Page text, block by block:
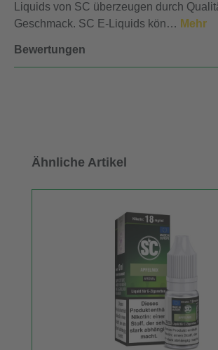
Liquids von SC überzeugen durch
Geschmack. SC E-Liquids kön… Mehr
Bewertungen
Produktgalerie überspringen
Ähnliche Artikel